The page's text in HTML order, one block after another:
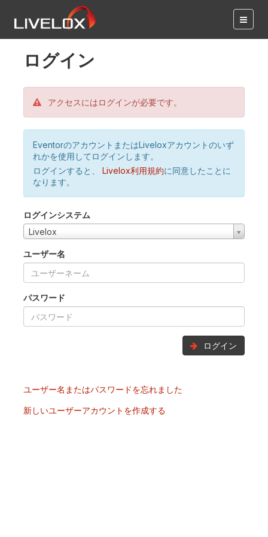
ログイン
アクセスにはログインが必要です。
EventorのアカウントまたはLiveloxアカウントのいず
れかを使用してログインします。
ログインすると、
Livelox利用規約に同意したことに
なります。
ログインシステム
Livelox
ユーザー名
パスワード
ログイン
ユーザー名またはパスワードを忘れました
新しいユーザーアカウントを作成する